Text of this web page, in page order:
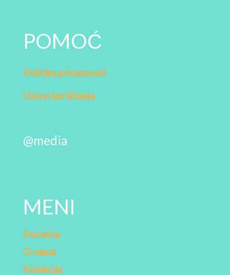
POMOĆ
Politika privatnosti
Uslovi korišćenja
@media
MENI
Početna
O nama
Kolekcija